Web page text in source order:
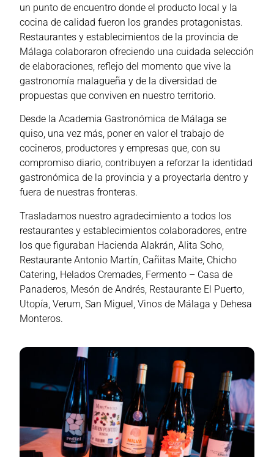
un punto de encuentro donde el producto local y la
cocina de calidad fueron los grandes protagonistas.
Restaurantes y establecimientos de la provincia de
Málaga colaboraron ofreciendo una cuidada selección
de elaboraciones, reflejo del momento que vive la
gastronomía malagueña y de la diversidad de
propuestas que conviven en nuestro territorio.
Desde la Academia Gastronómica de Málaga se
quiso, una vez más, poner en valor el trabajo de
cocineros, productores y empresas que, con su
compromiso diario, contribuyen a reforzar la identidad
gastronómica de la provincia y a proyectarla dentro y
fuera de nuestras fronteras.
Trasladamos nuestro agradecimiento a todos los
restaurantes y establecimientos colaboradores, entre
los que figuraban Hacienda Alakrán, Alita Soho,
Restaurante Antonio Martín, Cañitas Maite, Chicho
Catering, Helados Cremades, Fermento – Casa de
Panaderos, Mesón de Andrés, Restaurante El Puerto,
Utopía, Verum, San Miguel, Vinos de Málaga y Dehesa
Monteros.